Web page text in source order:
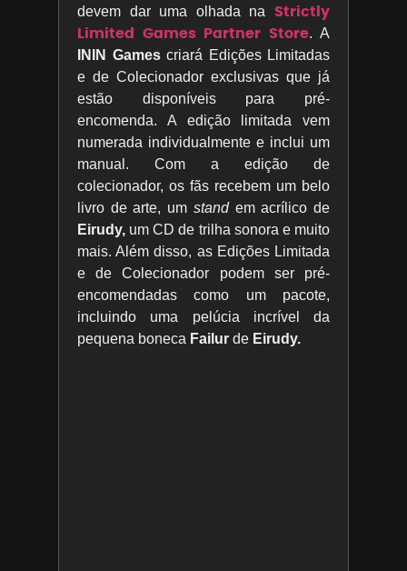
devem dar uma olhada na Strictly
Limited Games Partner Store. A
ININ Gamescriará Edições Limitadas
e de Colecionador exclusivas que já
estão disponíveis para pré-
encomenda. A edição limitada vem
numerada individualmente e inclui um
manual. Com a edição de
colecionador, os fãs recebem um belo
livro de arte, um standem acrílico de
Eirudy, um CD de trilha sonora e muito
mais. Além disso, as Edições Limitada
e de Colecionador podem ser pré-
encomendadas como um pacote,
incluindo uma pelúcia incrível da
pequena boneca Failur de Eirudy.